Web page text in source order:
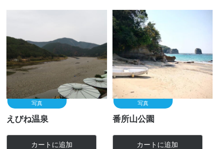
写真
えびね温泉
カートに追加
写真
番所山公園
カートに追加